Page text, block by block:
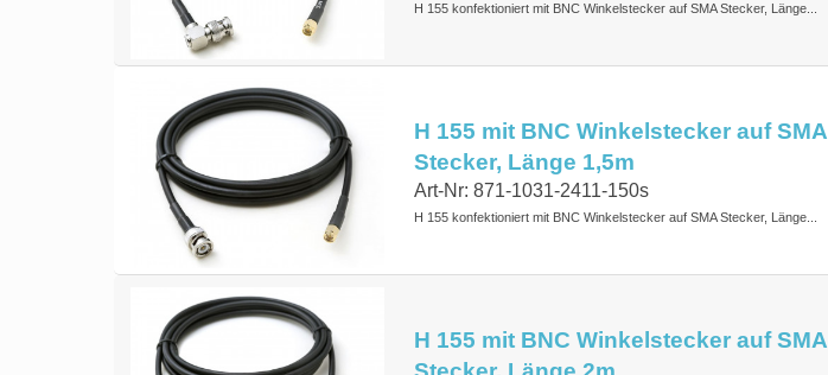
H 155 konfektioniert mit BNC Winkelstecker auf SMA Stecker, Länge...
H 155 mit BNC Winkelstecker auf SMA
Stecker, Länge 1,5m
Art-Nr: 871-1031-2411-150s
H 155 konfektioniert mit BNC Winkelstecker auf SMA Stecker, Länge...
H 155 mit BNC Winkelstecker auf SMA